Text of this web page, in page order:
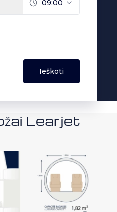
Learjet